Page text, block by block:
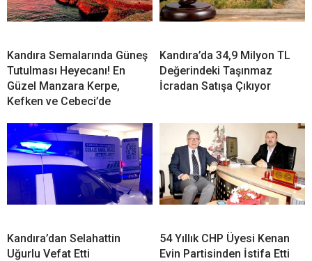
Kandıra Semalarında Güneş
Tutulması Heyecanı! En
Güzel Manzara Kerpe,
Kefken ve Cebeci’de
Kandıra’da 34,9 Milyon TL
Değerindeki Taşınmaz
İcradan Satışa Çıkıyor
Kandıra’dan Selahattin
Uğurlu Vefat Etti
54 Yıllık CHP Üyesi Kenan
Evin Partisinden İstifa Etti